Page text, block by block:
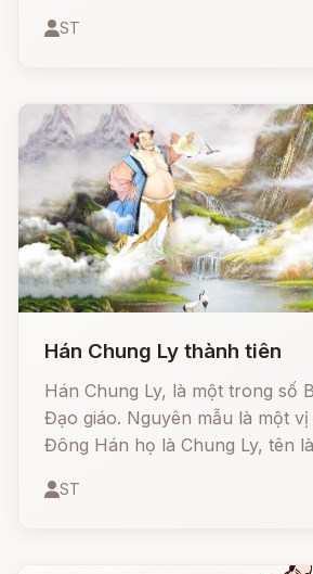
nhân từ đối với những người
thuốc đặc biệt lấy từ quả bầu
ST
Hán Chung Ly thành tiên
Hán Chung Ly, là một trong số
Đạo giáo. Nguyên mẫu là một
Đông Hán họ là Chung Ly, tên
hạ đô tản Hán Chung Li Quyền".
ST